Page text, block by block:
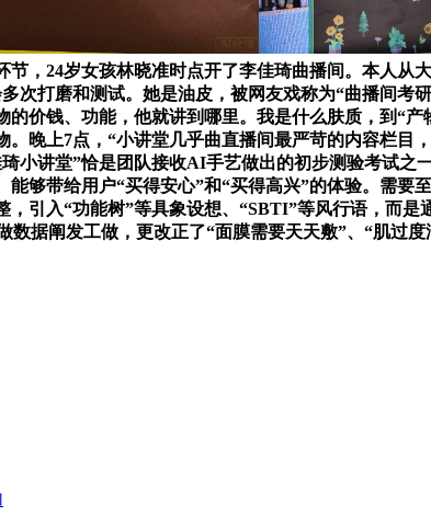
，24岁女孩林晓准时点开了李佳琦曲播间。本人
次打磨和测试。她是油皮，被网友戏称为“曲播间
的价钱、功能，他就讲到哪里。我是什么肤质，到“
。晚上7点，“小讲堂几乎曲直播间最严苛的内容栏
小讲堂”恰是团队接收AI手艺做出的初步测验考试
够带给用户“买得安心”和“买得高兴”的体验。需
引入“功能树”等具象设想、“SBTI”等风行语，而
据阐发工做，更改正了“面膜需要天天敷”、“肌过